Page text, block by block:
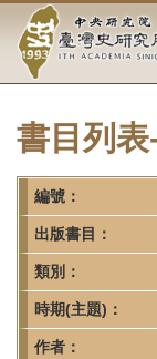
要
中
央
研
究
院-
臺
灣
史
書目列
編號：
出版書目：
類別：
時期(主題)：
作者：